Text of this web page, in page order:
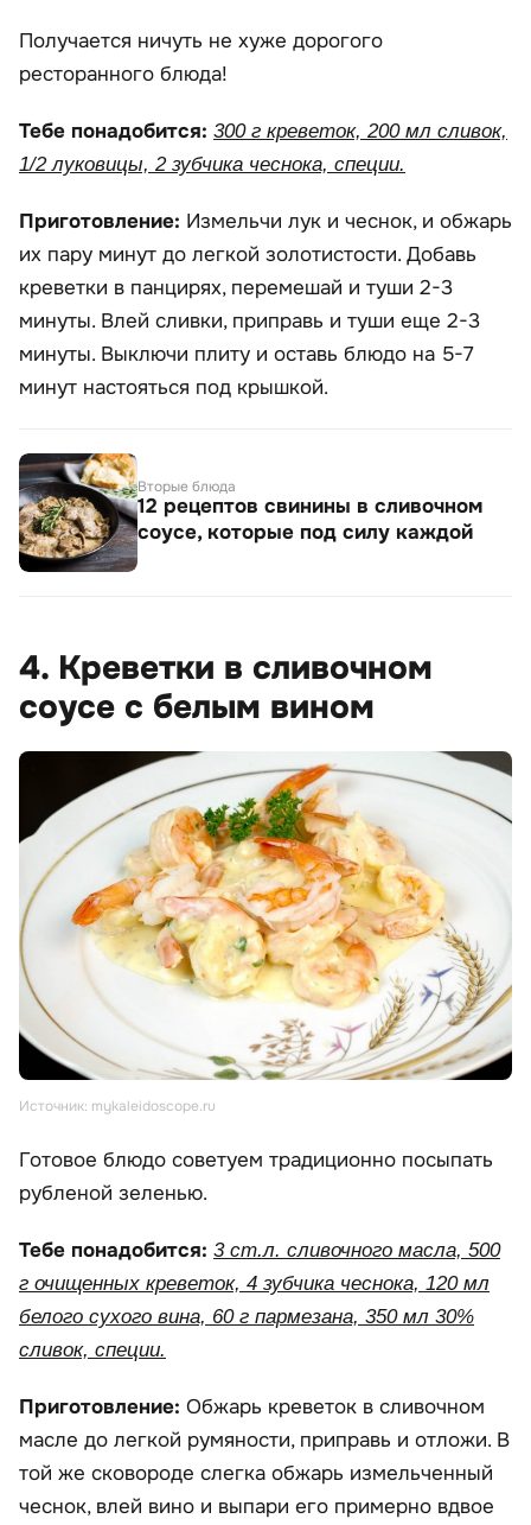
Получается ничуть не хуже дорогого
ресторанного блюда!
Тебе понадобится: 300 г креветок, 200 мл сливок,
1/2 луковицы, 2 зубчика чеснока, специи.
Приготовление: Измельчи лук и чеснок, и обжарь
их пару минут до легкой золотистости. Добавь
креветки в панцирях, перемешай и туши 2-3
минуты. Влей сливки, приправь и туши еще 2-3
минуты. Выключи плиту и оставь блюдо на 5-7
минут настояться под крышкой.
Вторые блюда
12 рецептов свинины в сливочном
соусе, которые под силу каждой
4. Креветки в сливочном
соусе с белым вином
Источник: mykaleidoscope.ru
Готовое блюдо советуем традиционно посыпать
рубленой зеленью.
Тебе понадобится: 3 ст.л. сливочного масла, 500
г очищенных креветок, 4 зубчика чеснока, 120 мл
белого сухого вина, 60 г пармезана, 350 мл 30%
сливок, специи.
Приготовление: Обжарь креветок в сливочном
масле до легкой румяности, приправь и отложи. В
той же сковороде слегка обжарь измельченный
чеснок, влей вино и выпари его примерно вдвое